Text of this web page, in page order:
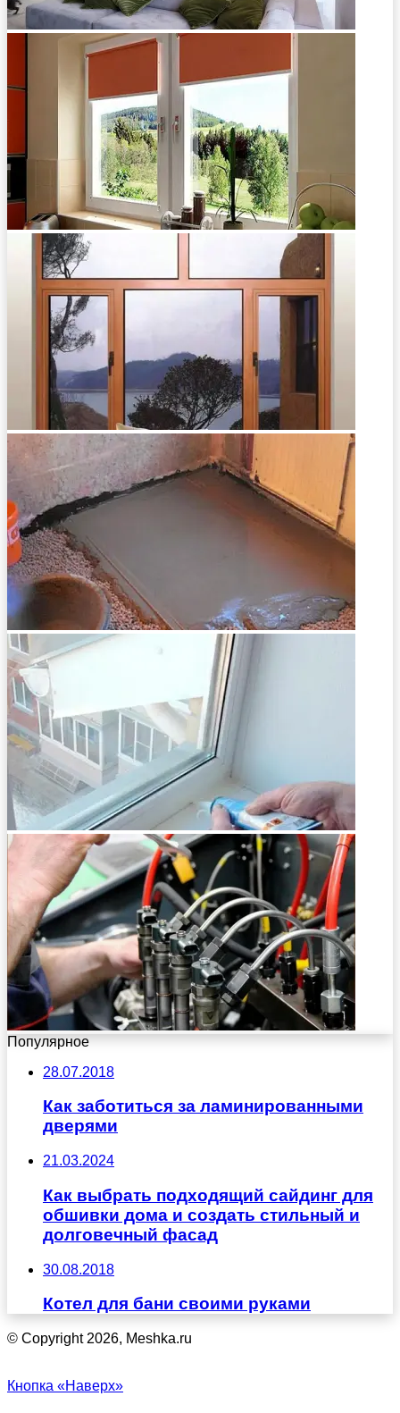
Популярное
28.07.2018
Как заботиться за ламинированными
дверями
21.03.2024
Как выбрать подходящий сайдинг для
обшивки дома и создать стильный и
долговечный фасад
30.08.2018
Котел для бани своими руками
© Copyright 2026, Meshka.ru
Кнопка «Наверх»